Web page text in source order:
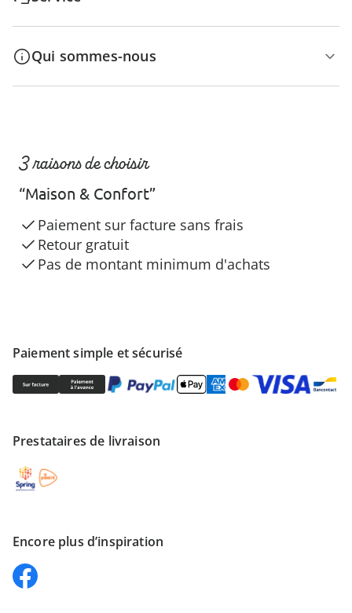
Qui sommes-nous
Paiement simple et sécurisé
Prestataires de livraison
Encore plus d’inspiration
3 raisons de choisir
“Maison & Confort”
Paiement sur facture sans frais
Retour gratuit
Pas de montant minimum d'achats